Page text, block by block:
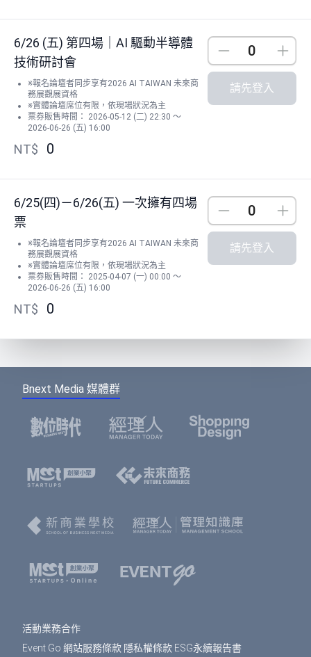
6/26 (五) 第四場｜AI 驅動半導體
技術研討會
※報名論壇者同步享有2026 AI TAIWAN 未來商
務展觀展資格
※實體論壇席位有限，依現場狀況為主
票券販售時間： 2026-05-12 (二) 22:30 ～
2026-06-26 (五) 16:00
NT$ 0
Down
請先登入
6/25(四)－6/26(五) 一次擁有四場
票
※報名論壇者同步享有2026 AI TAIWAN 未來商
務展觀展資格
※實體論壇席位有限，依現場狀況為主
票券販售時間： 2025-04-07 (一) 00:00 ～
2026-06-26 (五) 16:00
NT$ 0
Down
請先登入
Bnext Media 媒體群
活動業務合作
Event Go 網站服務條款 隱私權條款 ESG永續報告書